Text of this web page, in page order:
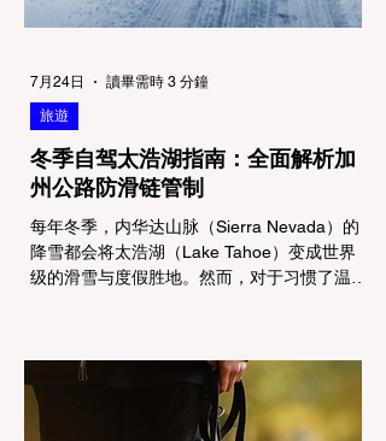
冬季自驾太浩湖指南：全面解析加
州公路防滑链管制
每年冬季，内华达山脉（Sierra Nevada）的
降雪都会将太浩湖（Lake Tahoe）变成世界
级的滑雪与度假胜地。然而，对于习惯了温暖
(Chain Controls)。 不了解这些规定，不仅可
能面临高额罚单或被公路巡警（CHP）劝
返，更可能在冰雪路面上引发严重的安全事
旅遊
7月24日 讀畢需時 3 分鐘